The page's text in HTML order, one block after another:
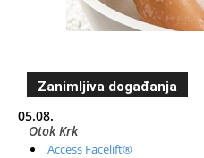
Zanimljiva događanja
05.08.
Otok Krk
Access Facelift®